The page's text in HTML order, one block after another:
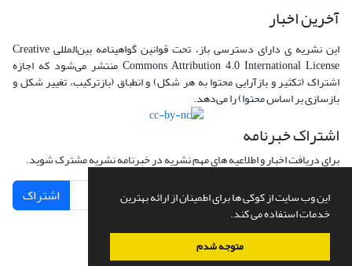
این وب سایت از کوکی ها برای اطمینان از ارائه بهترین
خدمات استفاده می کند.
متوجه شدم
آخرین اخبار
این نشریه ی دارای دسترسی باز، تحت قوانین گواهینامه بین‌المللی Creative
Commons Attribution 4.0 International License منتشر می‌شود که اجازه
اشتراک (تکثیر و بازآرایی محتوا به هر شکل) و انطباق (بازترکیب، تغییر شکل و
بازسازی بر اساس محتوا) را می‌دهد.
اشتراک خبرنامه
برای دریافت اخبار و اطلاعیه های مهم نشریه در خبرنامه نشریه مشترک شوید.
اشتراک
سامانه مدیریت نشریات علمی.طراحی و پیاده سازی ازسیناوب